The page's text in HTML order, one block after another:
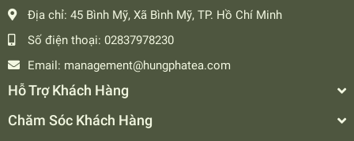
Địa chỉ: 45 Bình Mỹ, Xã Bình Mỹ, TP. Hồ Chí Minh
Số điện thoại: 02837978230
Email: management@hungphatea.com
Hỗ Trợ Khách Hàng
Chăm Sóc Khách Hàng